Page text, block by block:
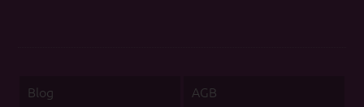
Blog AGB